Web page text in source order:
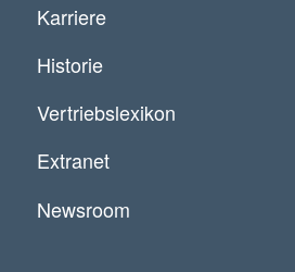
Karriere
Historie
Vertriebslexikon
Extranet
Newsroom